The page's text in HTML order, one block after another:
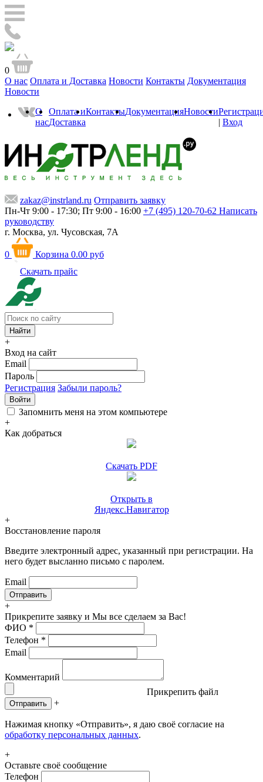
0
О нас Оплата и Доставка Новости Контакты Документация
Новости
О
нас
Оплата и
Доставка
КонтактыДокументацияНовости
| Вход
zakaz@instrland.ru Отправить заявку
Пн-Чт 9:00 - 17:30; Пт 9:00 - 16:00 +7 (495) 120-70-62 Написать
руководству
г. Москва, ул. Чусовская, 7А
0 Корзина 0.00 руб
Скачать прайс
+
Вход на сайт
Email
Пароль
Регистрация Забыли пароль?
Войти
Запомнить меня на этом компьютере
+
Как добраться
Скачать PDF
Открыть в
Яндекс.Навигатор
+
Восстановление пароля
Введите электронный адрес, указанный при регистрации. На
него будет высланно письмо с паролем.
Email
+
Прикрепите заявку и Мы все сделаем за Вас!
ФИО *
Телефон *
Email
Комментарий
Прикрепить файл
Отправить +
Нажимая кнопку «Отправить», я даю своё согласие на
обработку персональных данных.
+
Оставьте своё сообщение
Телефон